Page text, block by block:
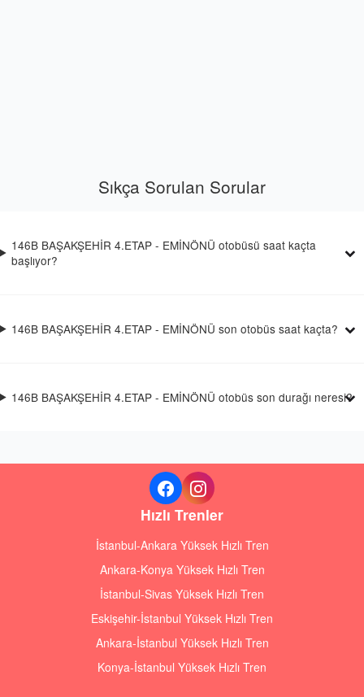
Sıkça Sorulan Sorular
146B BAŞAKŞEHİR 4.ETAP - EMİNÖNÜ otobüsü saat kaçta
başlıyor?
146B BAŞAKŞEHİR 4.ETAP - EMİNÖNÜ son otobüs saat kaçta?
146B BAŞAKŞEHİR 4.ETAP - EMİNÖNÜ otobüs son durağı neresi?
Hızlı Trenler
İstanbul-Ankara Yüksek Hızlı Tren
Ankara-Konya Yüksek Hızlı Tren
İstanbul-Sivas Yüksek Hızlı Tren
Eskişehir-İstanbul Yüksek Hızlı Tren
Ankara-İstanbul Yüksek Hızlı Tren
Konya-İstanbul Yüksek Hızlı Tren